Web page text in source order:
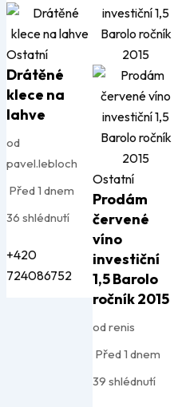
Ostatní
Drátěné
klece na
lahve
od
pavel.lebloch
Před 1 dnem
36 shlédnutí
+420
724086752
Ostatní
Prodám
červené
víno
investiční
1,5 Barolo
ročník 2015
od renis
Před 1 dnem
39 shlédnutí